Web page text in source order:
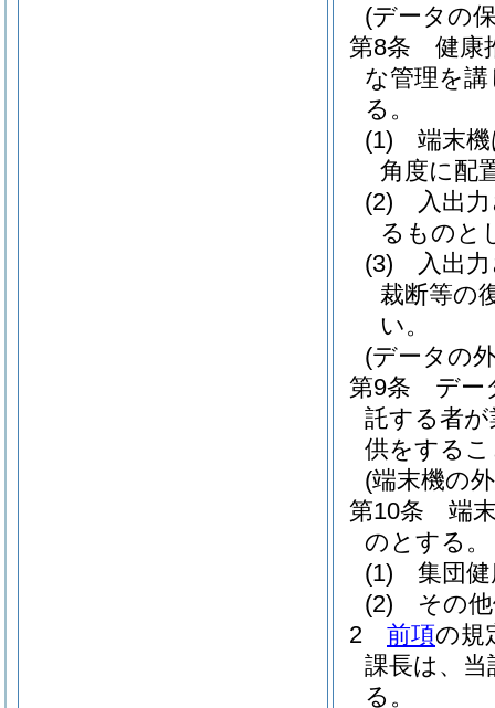
(データの
第8条
健康
な管理を
る。
(1)
端末
角度に配
(2)
入出
るものと
(3)
入出
裁断等の
い。
(データの
第9条
デー
託する者
供をする
(端末機の
第10条
端
のとする。
(1)
集団
(2)
その
2
前項の規
課長は、
る。